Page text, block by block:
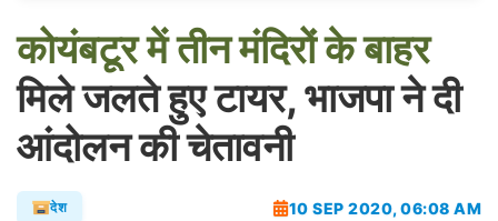
कोयंबटूरमेंतीनमंदिरोंकेबाहर
मिले जलते हुए टायर, भाजपा ने दी
आंदोलन की चेतावनी
देश 10 SEP 2020, 06:08 AM